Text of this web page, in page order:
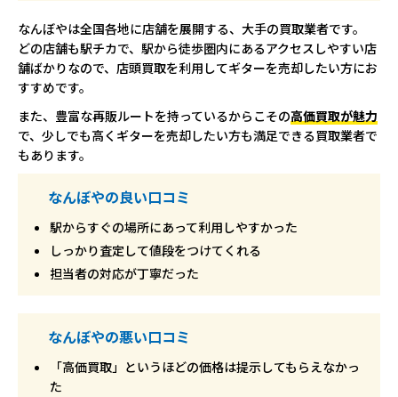
なんぼやは全国各地に店舗を展開する、大手の買取業者です。
どの店舗も駅チカで、駅から徒歩圏内にあるアクセスしやすい店
舗ばかりなので、店頭買取を利用してギターを売却したい方にお
すすめです。
また、豊富な再販ルートを持っているからこその高価買取が魅力
で、少しでも高くギターを売却したい方も満足できる買取業者で
もあります。
なんぼやの良い口コミ
駅からすぐの場所にあって利用しやすかった
しっかり査定して値段をつけてくれる
担当者の対応が丁寧だった
なんぼやの悪い口コミ
「高価買取」というほどの価格は提示してもらえなかっ
た